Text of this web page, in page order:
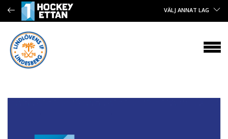
VÄLJ ANNAT LAG